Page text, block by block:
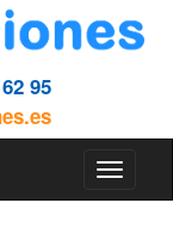
95